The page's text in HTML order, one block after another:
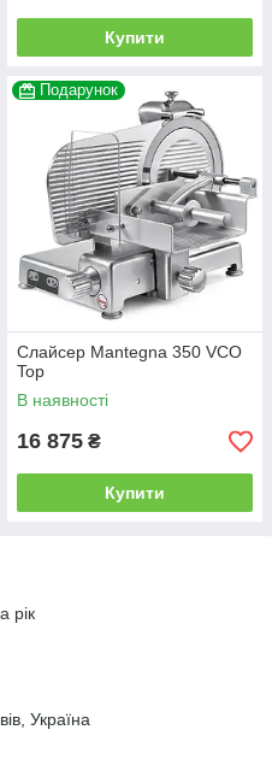
Купити
Подарунок
Слайсер Mantegna 350 VCO
Top
В наявності
16 875 ₴
Купити
рік
Україна